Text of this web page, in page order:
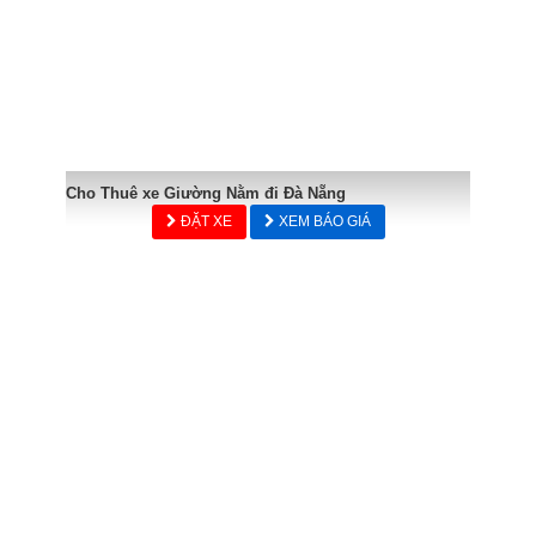
Cho Thuê xe Giường Nằm đi Đà Nẵng
ĐẶT XE XEM BÁO GIÁ